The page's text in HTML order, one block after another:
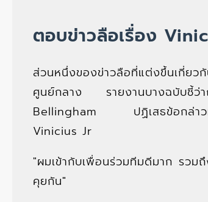
ตอบข่าวลือเรื่อง
ส่วนหนึ่งของข่าวลือที่แต่งขึ้นเกี่ย
ศูนย์กลาง รายงานบางฉบับชี้ว่า
Bellingham ปฏิเสธข้อกล่าวหา
Vinicius Jr
"ผมเข้ากับเพื่อนร่วมทีมดีมาก รวม
คุยกัน"